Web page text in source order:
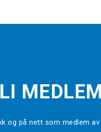
MEDLEM
og på nett som medlem av